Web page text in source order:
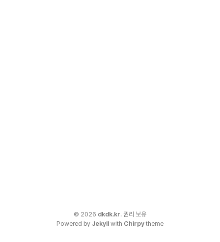
© 2026 dkdk.kr. 권리 보유
Powered by Jekyll with Chirpy theme